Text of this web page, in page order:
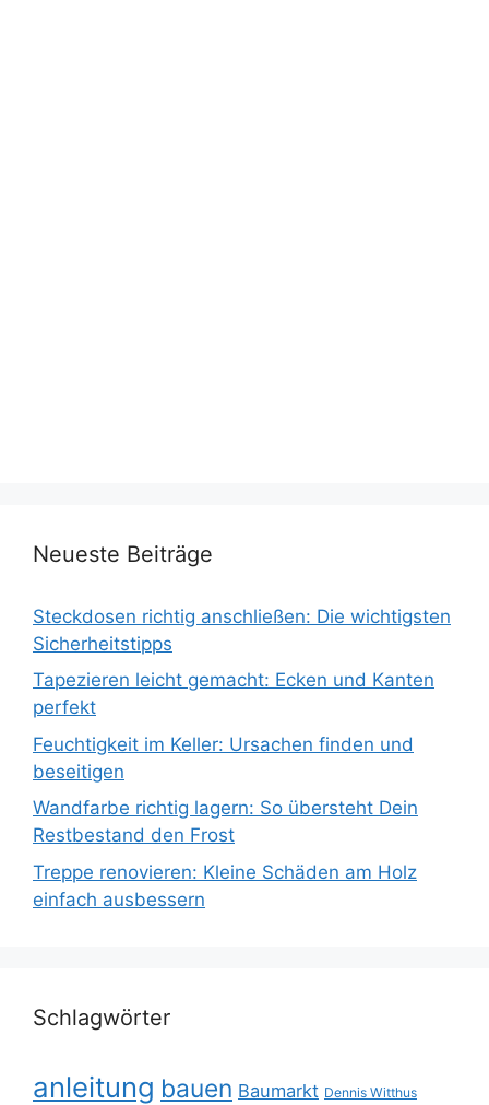
Neueste Beiträge
Steckdosen richtig anschließen: Die wichtigsten
Sicherheitstipps
Tapezieren leicht gemacht: Ecken und Kanten
perfekt
Feuchtigkeit im Keller: Ursachen finden und
beseitigen
Wandfarbe richtig lagern: So übersteht Dein
Restbestand den Frost
Treppe renovieren: Kleine Schäden am Holz
einfach ausbessern
Schlagwörter
anleitung bauen Baumarkt Dennis Witthus